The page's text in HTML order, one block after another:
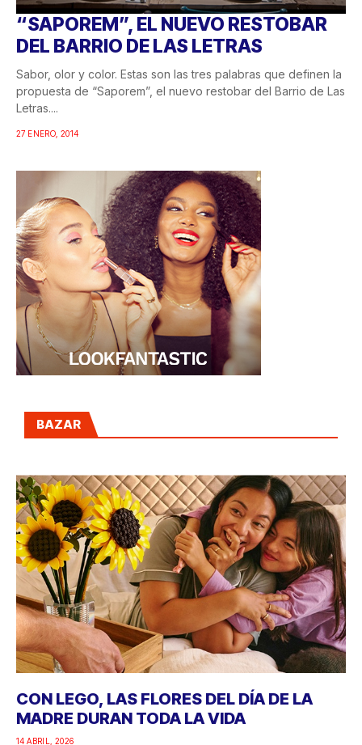
“SAPOREM”, EL NUEVO RESTOBAR
DEL BARRIO DE LAS LETRAS
Sabor, olor y color. Estas son las tres palabras que definen la
propuesta de “Saporem”, el nuevo restobar del Barrio de Las
Letras....
27 ENERO, 2014
BAZAR
CON LEGO, LAS FLORES DEL DÍA DE LA
MADRE DURAN TODA LA VIDA
14 ABRIL, 2026